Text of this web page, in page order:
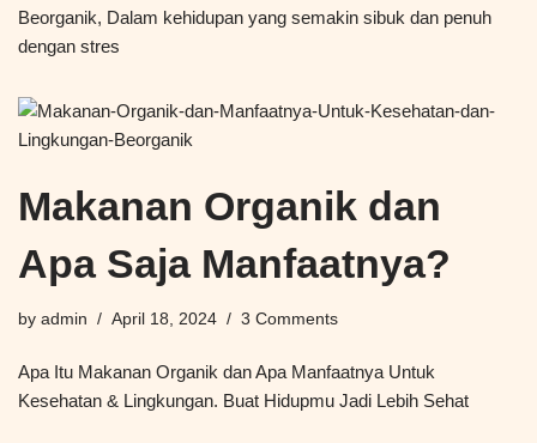
Beorganik, Dalam kehidupan yang semakin sibuk dan penuh
dengan stres
Makanan Organik dan
Apa Saja Manfaatnya?
by admin April 18, 2024 3 Comments
Apa Itu Makanan Organik dan Apa Manfaatnya Untuk
Kesehatan & Lingkungan. Buat Hidupmu Jadi Lebih Sehat